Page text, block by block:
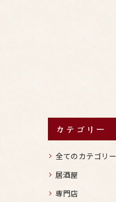
カテゴリー
全てのカテゴリー
居酒屋
専門店